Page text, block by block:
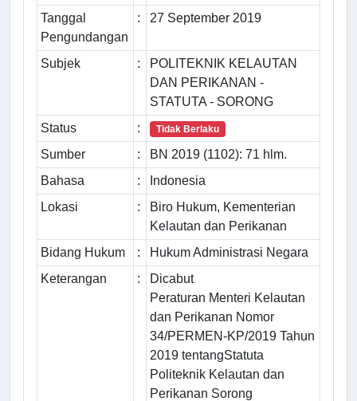
Tanggal
Pengundangan
: 27 September 2019
Subjek :
POLITEKNIK KELAUTAN
DAN PERIKANAN -
STATUTA - SORONG
Status
: Tidak Berlaku
Sumber :
BN 2019 (1102): 71 hlm.
Bahasa
:
Indonesia
Lokasi
:
Biro Hukum, Kementerian
Kelautan dan Perikanan
Bidang Hukum
:
Hukum Administrasi Negara
Keterangan
:
Dicabut
Peraturan Menteri Kelautan
dan Perikanan Nomor
34/PERMEN-KP/2019 Tahun
2019 tentangStatuta
Politeknik Kelautan dan
Perikanan Sorong